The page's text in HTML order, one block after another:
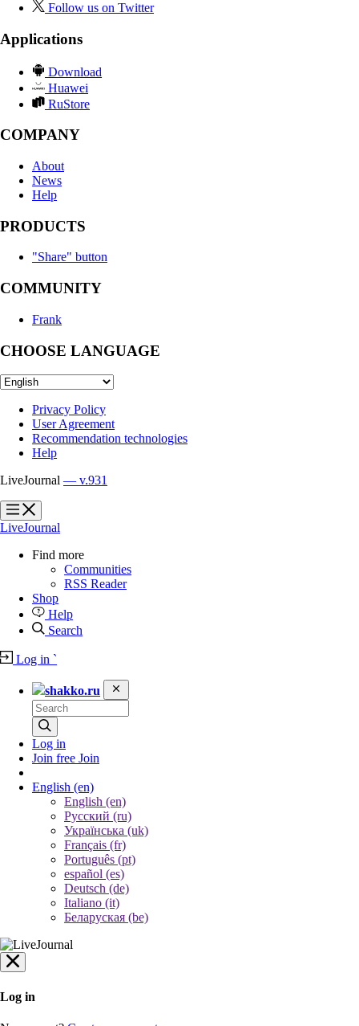
Follow us on Twitter
Applications
Download
Huawei
RuStore
COMPANY
About
News
Help
PRODUCTS
"Share" button
COMMUNITY
Frank
CHOOSE LANGUAGE
Privacy Policy
User Agreement
Recommendation technologies
Help
LiveJournal — v.931
?
?
LiveJournal
Find more
Communities
RSS Reader
Shop
Help
Search
Log in `
shakko.ru
Log in
Join free Join
English (en)
English (en)
Русский (ru)
Українська (uk)
Français (fr)
Português (pt)
español (es)
Deutsch (de)
Italiano (it)
Беларуская (be)
Log in